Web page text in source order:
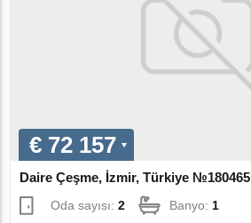
€ 72 157
Daire Çeşme, İzmir, Türkiye №180465
Oda sayısı:2 Banyo: 1